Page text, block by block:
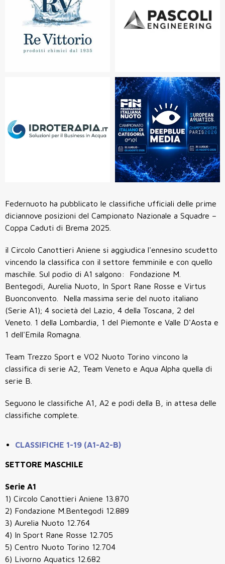
Federnuoto ha pubblicato le classifiche ufficiali delle prime
diciannove posizioni del Campionato Nazionale a Squadre –
Coppa Caduti di Brema 2025.
il Circolo Canottieri Aniene si aggiudica l'ennesino scudetto
vincendo la classifica con il settore femminile e con quello
maschile. Sul podio di A1 salgono: Fondazione M.
Bentegodi, Aurelia Nuoto, In Sport Rane Rosse e Virtus
Buonconvento. Nella massima serie del nuoto italiano
(Serie A1); 4 società del Lazio, 4 della Toscana, 2 del
Veneto. 1 della Lombardia, 1 del Piemonte e Valle D'Aosta e
1 dell'Emila Romagna.
Team Trezzo Sport e VO2 Nuoto Torino vincono la
classifica di serie A2, Team Veneto e Aqua Alpha quella di
serie B.
Seguono le classifiche A1, A2 e podi della B, in attesa delle
classifiche complete.
CLASSIFICHE 1-19 (A1-A2-B)
SETTORE MASCHILE
Serie A1
1) Circolo Canottieri Aniene 13.870
2) Fondazione M.Bentegodi 12.889
3) Aurelia Nuoto 12.764
4) In Sport Rane Rosse 12.705
5) Centro Nuoto Torino 12.704
6) Livorno Aquatics 12.682